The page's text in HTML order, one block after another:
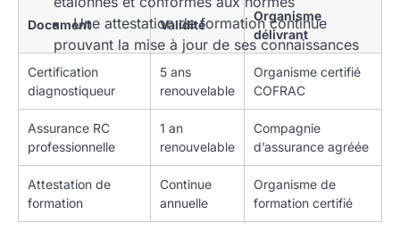
Une attestation de formation continue
prouvant la mise à jour de ses connaissances
Document Validité
Organisme
délivrant
Certification
diagnostiqueur
5 ans
renouvelable
Organisme certifié
COFRAC
Assurance RC
professionnelle
1 an
renouvelable
Compagnie
d’assurance agréée
Attestation de
formation
Continue
annuelle
Organisme de
formation certifié